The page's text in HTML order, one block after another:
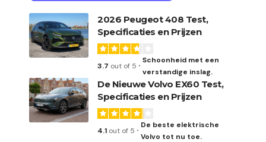
2026 Peugeot 408 Test,
Specificaties en Prijzen
3.7 out of 5
Schoonheid met een
verstandige inslag.
De Nieuwe Volvo EX60 Test,
Specificaties en Prijzen
4.1 out of 5
De beste elektrische
Volvo tot nu toe.